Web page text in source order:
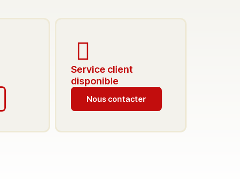
Service client
disponible
Nous contacter